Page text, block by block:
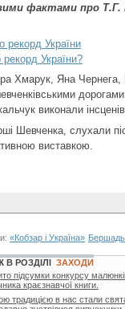
фактами про Т.Г.
рекорд України
України?
Хмарук, Яна Чернега,
виконали
Шевченка, слухали
виставкою.
«Кобзар і Україна»
В РОЗДІЛІ ЗАХОДИ
підсумки конкурсу
краєзнавчої книги.
традицією в нас стали